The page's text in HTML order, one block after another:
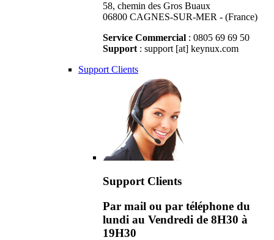
58, chemin des Gros Buaux
06800 CAGNES-SUR-MER - (France)
Service Commercial : 0805 69 69 50
Support : support [at] keynux.com
Support Clients
Support Clients
Par mail ou par téléphone du
lundi au Vendredi de 8H30 à
19H30